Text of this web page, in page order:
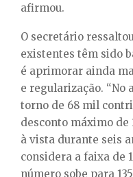
afirmou.
O secretário
existentes têm sido
é aprimorar ainda
e regularização. “No
torno de 68 mil
desconto máximo de
à vista durante seis
considera a faixa de
número sobe para